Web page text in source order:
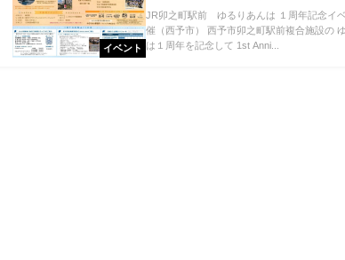
イベント
JR卯之町駅前 ゆるりあんは １周年記念イ
催（西予市） 西予市卯之町駅前複合施設の
は１周年を記念して 1st Anni...